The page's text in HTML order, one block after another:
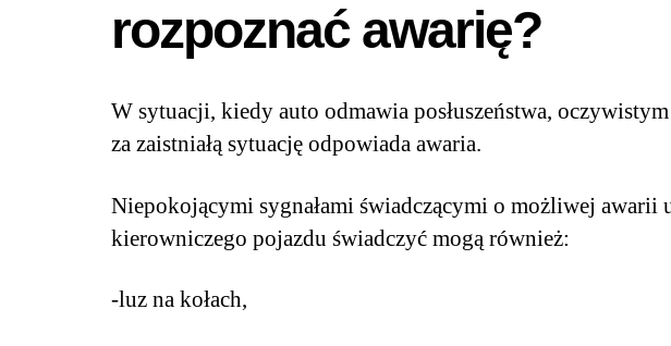
rozpoznać awarię?
W sytuacji, kiedy auto odmawia posłuszeństwa,
za zaistniałą sytuację odpowiada awaria.
Niepokojącymi sygnałami świadczącymi o możliwej awarii
kierowniczego pojazdu świadczyć mogą również:
-luz na kołach,